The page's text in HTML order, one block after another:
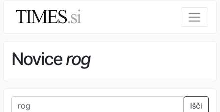
Novicerog
Išči